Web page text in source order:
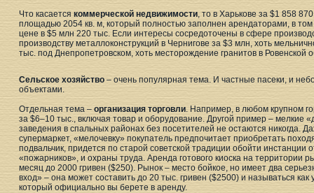
Что касается коммерческой недвижимости, то в Харькове за $1 858
площадью 2054 кв. м, который полностью заполнен арендаторами, в
цене в $5 млн 220 тыс. Если интересы сосредоточены в сфере
производству металлоконструкций в Чернигове за $3 млн, хоть
тыс. под Днепропетровском, хоть месторождение гранитов в Ровенской
Сельское хозяйство – очень популярная тема. И частные пасеки, и
объектами.
Отдельная тема – организация торговли. Например, в любом крупном
за $6–10 тыс., включая товар и оборудование. Другой пример – мелкие
заведения в спальных районах без посетителей не остаются никогда.
супермаркет, «мелочевку» покупатель предпочитает приобретать
подвальчик, придется по старой советской традиции обойти
«пожарников», и охраны труда. Аренда готового киоска на территории
месяц до 2000 гривен ($250). Рынок – место бойкое, но имеет два
вход» – она может составить до 20 тыс. гривен ($2500) и называться
который официально вы берете в аренду.